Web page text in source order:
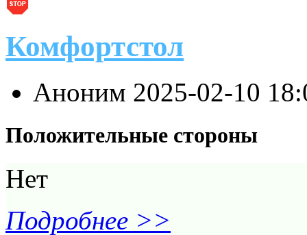
Комфортстол
Аноним 2025-02-10
Положительные стороны
Нет
Подробнее >>